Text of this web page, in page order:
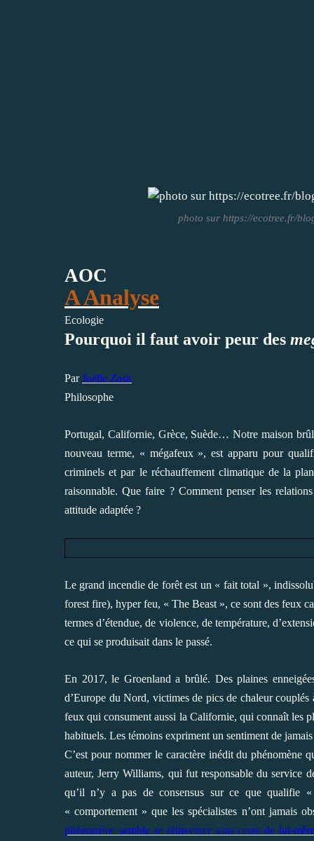
photo sur https://ecotree.fr/
AOC
A Analyse
Ecologie
Pourquoi il faut avoir peur des
ParJoëlle Zask
Philosophe
Portugal, Californie, Grèce, Suède… Notre maison
nouveau terme, « mégafeux », est apparu pour
criminels et par le réchauffement climatique de la
raisonnable. Que faire ? Comment penser les
attitude adaptée ?
Le grand incendie de forêt est un « fait total »,
forest fire), hyper feu, « The Beast », ce sont des feux
termes d’étendue, de violence, de température,
ce qui se produisait dans le passé.
En 2017, le Groenland a brûlé. Des plaines
d’Europe du Nord, victimes de pics de chaleur couplés
feux qui consument aussi la Californie, qui connaît les
habituels. Les témoins expriment un sentiment de
C’est pour nommer le caractère inédit du phénomène
auteur, Jerry Williams, qui fut responsable du service
qu’il n’y a pas de consensus sur ce que
« comportement » que les spécialistes n’ont jamais
phénomène semble se réinventer sans cesse de lui-